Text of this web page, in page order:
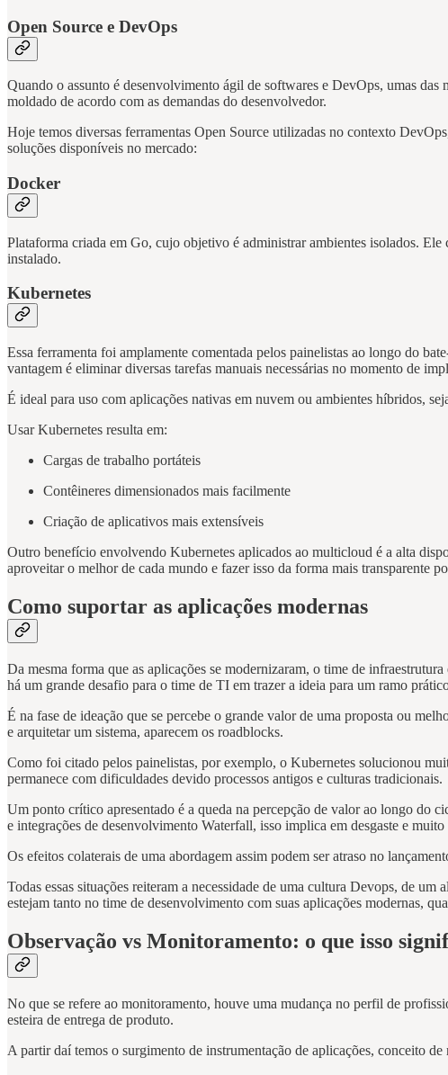
Open Source e DevOps
Quando o assunto é desenvolvimento ágil de softwares e DevOps, umas
moldado de acordo com as demandas do desenvolvedor.
Hoje temos diversas ferramentas Open Source utilizadas no contexto
soluções disponíveis no mercado:
Docker
Plataforma criada em Go, cujo objetivo é administrar ambientes isolados.
instalado.
Kubernetes
Essa ferramenta foi amplamente comentada pelos painelistas ao longo do
vantagem é eliminar diversas tarefas manuais necessárias no momento de
É ideal para uso com aplicações nativas em nuvem ou ambientes híbridos,
Usar Kubernetes resulta em:
Cargas de trabalho portáteis
Contêineres dimensionados mais facilmente
Criação de aplicativos mais extensíveis
Outro benefício envolvendo Kubernetes aplicados ao multicloud é a alta
aproveitar o melhor de cada mundo e fazer isso da forma mais transparente
Como suportar as aplicações modernas
Da mesma forma que as aplicações se modernizaram, o time de
há um grande desafio para o time de TI em trazer a ideia para um ramo
É na fase de ideação que se percebe o grande valor de uma proposta ou
e arquitetar um sistema, aparecem os roadblocks.
Como foi citado pelos painelistas, por exemplo, o Kubernetes solucionou
permanece com dificuldades devido processos antigos e culturas tradicionais.
Um ponto crítico apresentado é a queda na percepção de valor ao longo do
e integrações de desenvolvimento Waterfall, isso implica em desgaste e
Os efeitos colaterais de uma abordagem assim podem ser atraso no
Todas essas situações reiteram a necessidade de uma cultura Devops, de
estejam tanto no time de desenvolvimento com suas aplicações modernas,
Observação vs Monitoramento: o que isso
No que se refere ao monitoramento, houve uma mudança no perfil de
esteira de entrega de produto.
A partir daí temos o surgimento de instrumentação de aplicações, conceito